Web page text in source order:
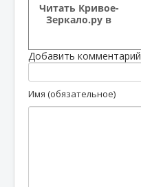
Читать Кривое-
Зеркало.ру в
Добавить комментарий
Имя (обязательное)